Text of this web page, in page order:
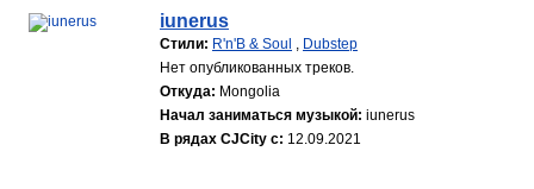
iunerus
Стили: R'n'B & Soul , Dubstep
Нет опубликованных треков.
Откуда: Mongolia
Начал заниматься музыкой: iunerus
В рядах CJCity с: 12.09.2021